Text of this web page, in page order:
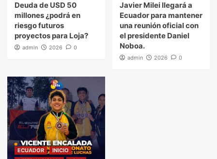
Deuda de USD 50
millones ¿podrá en
riesgo futuros
proyectos para Loja?
admin 2026 0
Javier Milei llegará a
Ecuador para mantener
una reunión oficial con
el presidente Daniel
Noboa.
admin 2026 0
ECUADOR
INICIO